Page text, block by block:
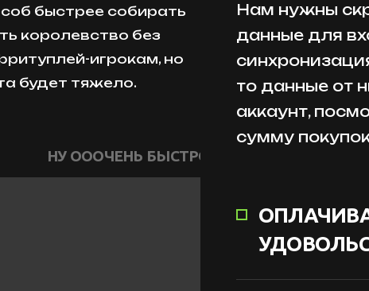
быстрее собирать
королевство без
игрокам, но
будет тяжело.
НУ ОООЧЕНЬ БЫСТРО
Нам нужны
данные для
то данные от
аккаунт,
сумму